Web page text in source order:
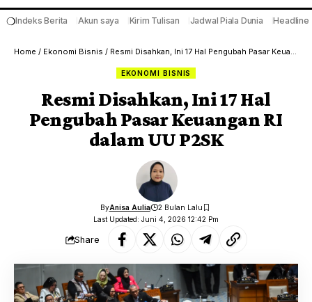
❍Indeks Berita Akun saya Kirim Tulisan Jadwal Piala Dunia Headline
Home / Ekonomi Bisnis / Resmi Disahkan, Ini 17 Hal Pengubah Pasar Keuangan RI dalam UU P2SK
EKONOMI BISNIS
Resmi Disahkan, Ini 17 Hal
Pengubah Pasar Keuangan RI
dalam UU P2SK
Last Updated: Juni 4, 2026 12:42 Pm
ByAnisa Aulia 2 Bulan Lalu
Share